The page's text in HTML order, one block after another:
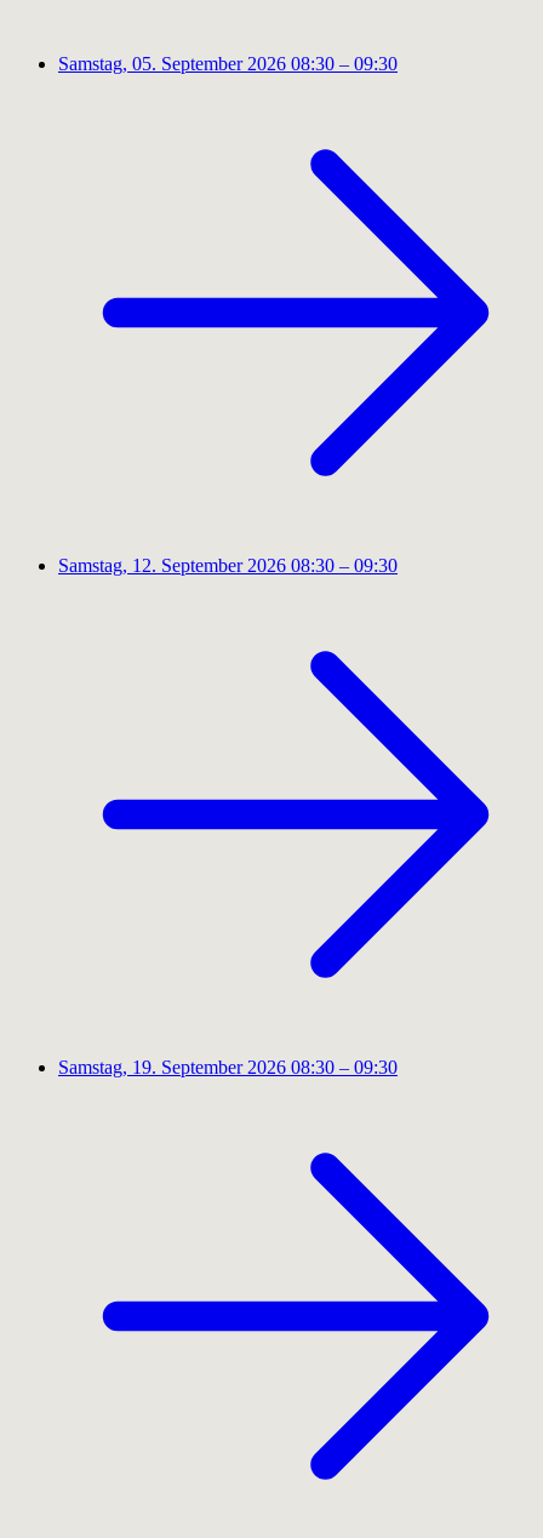
Samstag, 05. September 2026 08:30 – 09:30
Samstag, 12. September 2026 08:30 – 09:30
Samstag, 19. September 2026 08:30 – 09:30